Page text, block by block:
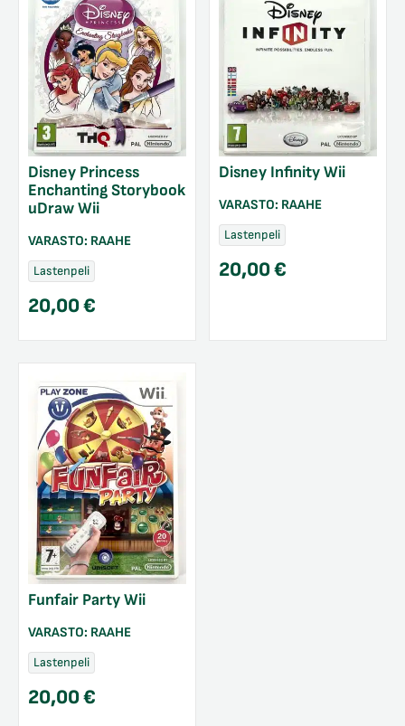
Disney Princess
Enchanting Storybook
uDraw Wii
VARASTO: RAAHE
Lastenpeli
20,00€
Disney Infinity Wii
VARASTO: RAAHE
Lastenpeli
20,00€
Funfair Party Wii
VARASTO: RAAHE
Lastenpeli
20,00€